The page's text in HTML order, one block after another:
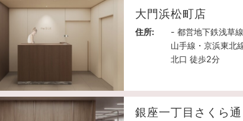
大門浜松町店
住所:
- 都営地下鉄浅草
山手線・京浜東北
北口 徒歩2分
銀座一丁目さくら